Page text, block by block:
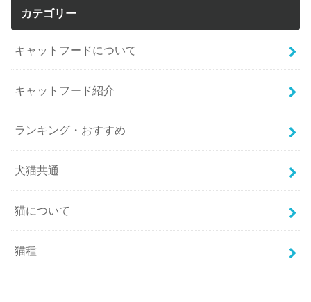
カテゴリー
キャットフードについて
キャットフード紹介
ランキング・おすすめ
犬猫共通
猫について
猫種